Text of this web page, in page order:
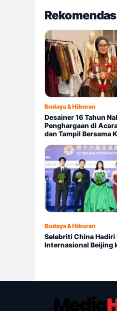
Budaya & Hiburan
Desainer 16 Tahun
Penghargaan di
dan Tampil Bersama
Budaya & Hiburan
Selebriti China Hadiri
Internasional Beijing